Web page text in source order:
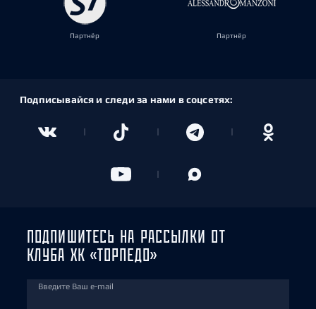
Партнёр Партнёр
Подписывайся и следи за нами в соцсетях:
ПОДПИШИТЕСЬ НА РАССЫЛКИ ОТ
КЛУБА ХК «ТОРПЕДО»
Введите Ваш e-mail